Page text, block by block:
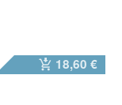
18,60 €